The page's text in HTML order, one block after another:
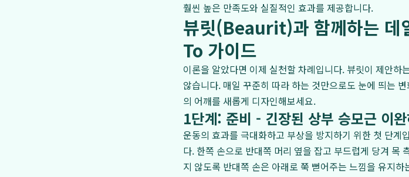
훨씬 높은 만족도와 실질적인 효과를 제공합니다.
뷰릿(Beaurit)과 함께하는 데
To 가이드
이론을 알았다면 이제 실천할 차례입니다. 뷰릿이 제안하
않습니다. 매일 꾸준히 따라 하는 것만으로도 눈에 띄는
의 어깨를 새롭게 디자인해보세요.
1단계: 준비 - 긴장된 상부 승모근 이
운동의 효과를 극대화하고 부상을 방지하기 위한 첫 단계
다. 한쪽 손으로 반대쪽 머리 옆을 잡고 부드럽게 당겨 목
지 않도록 반대쪽 손은 아래로 쭉 뻗어주는 느낌을 유지